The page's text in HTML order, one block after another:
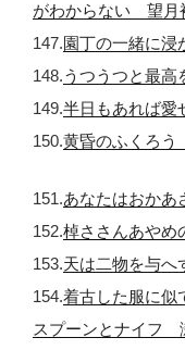
がわからない 望月
147.園丁の一緒に
148.うつうつと最
149.半日もあれば
150.黄昏のふくろ
151.あなたはおか
152.棹ささんあや
153.天は二物を与
154.着古した服に
スプーンとナイフ